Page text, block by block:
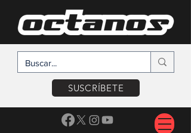
SUSCRÍBETE